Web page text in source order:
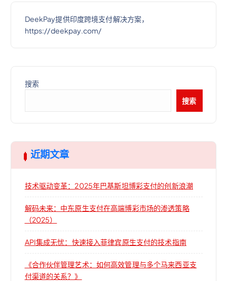
DeekPay提供印度跨境支付解决方案，
https://deekpay.com/
搜索
搜索
近期文章
技术驱动变革：2025年巴基斯坦博彩支付的创新浪潮
解码未来：中东原生支付在高端博彩市场的渗透策略
（2025）
API集成无忧：快速接入菲律宾原生支付的技术指南
《合作伙伴管理艺术：如何高效管理与多个马来西亚支
付渠道的关系？》